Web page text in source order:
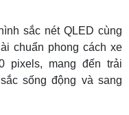
sắc nét QLED cùng
chuẩn phong cách xe
pixels, mang đến trải
sống động và sang